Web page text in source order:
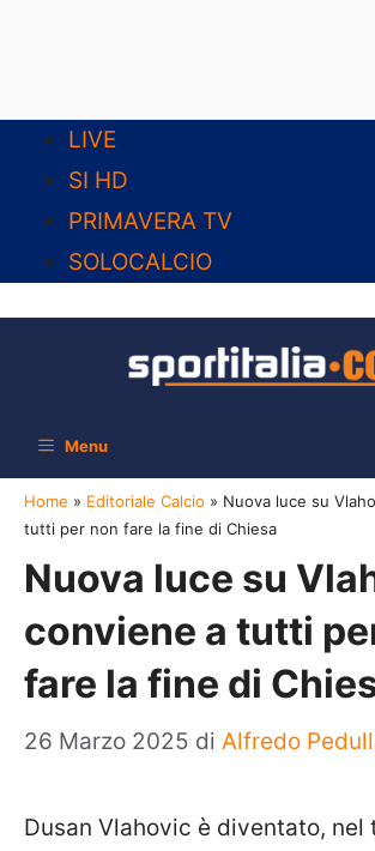
contenuto
LIVE
SI HD
PRIMAVERA TV
SOLOCALCIO
Menu
Home » Editoriale Calcio » Nuova luce su
tutti per non fare la fine di Chiesa
Nuova luce su
conviene a tutti
fare la fine di
26 Marzo 2025 di Alfredo
Dusan Vlahovic è diventato, nel